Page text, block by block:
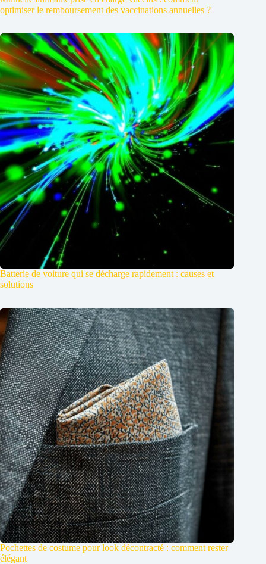
optimiser le remboursement des vaccinations annuelles ?
Batterie de voiture qui se décharge rapidement : causes et
solutions
Pochettes de costume pour look décontracté : comment rester
élégant